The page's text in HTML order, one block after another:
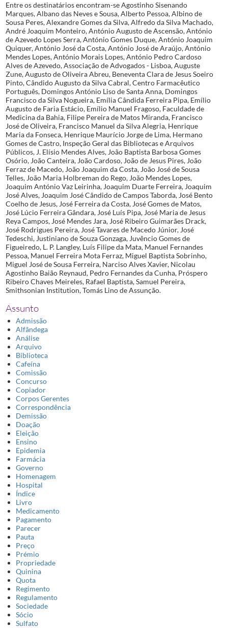
Entre os destinatários encontram-se Agostinho Sisenando
Marques, Albano das Neves e Sousa, Alberto Pessoa, Albino de
Sousa Peres, Alexandre Gomes da Silva, Alfredo da Silva Machado,
André Joaquim Monteiro, António Augusto de Ascensão, António
de Azevedo Lopes Serra, António Gomes Duque, António Joaquim
Quiquer, António José da Costa, António José de Araújo, António
Mendes Lopes, António Morais Lopes, António Pedro Cardoso
Alves de Azevedo, Associação de Advogados - Lisboa, Auguste
Zune, Augusto de Oliveira Abreu, Beneventa Clara de Jesus Soeiro
Pinto, Cândido Augusto da Silva Cabral, Centro Farmacêutico
Português, Domingos António Liso de Santa Anna, Domingos
Francisco da Silva Nogueira, Emília Cândida Ferreira Pipa, Emílio
Augusto de Faria Estácio, Emílio Manuel Fragoso, Faculdade de
Medicina da Bahia, Filipe Pereira de Matos Miranda, Francisco
José de Oliveira, Francisco Manuel da Silva Alegria, Henrique
Maria da Fonseca, Henrique Maurício Jorge de Lima, Hermano
Gomes de Castro, Inspeção Geral das Bibliotecas e Arquivos
Públicos, J. Elísio Mendes Alves, João Baptista Barbosa Gomes
Osório, João Canteira, João Cardoso, João de Jesus Pires, João
Ferraz de Macedo, João Joaquim da Costa, João José de Sousa
Telles, João Maria Holbreman do Rego, João Mendes Lopes,
Joaquim António Vaz Leirinha, Joaquim Duarte Ferreira, Joaquim
José Alves, Joaquim José Cândido de Campos Taborda, José Bento
Coelho de Jesus, José Ferreira da Costa, José Gomes de Matos,
José Lúcio Ferreira Gândara, José Luís Pipa, José Maria de Jesus
Reya Campos, José Mendes Jara, José Ribeiro Guimarães Drack,
José Rodrigues Pereira, José Tavares de Macedo Júnior, José
Tedeschi, Justiniano de Souza Gonzaga, Juvêncio Gomes de
Figueiredo, L. P. Langley, Luís Filipe da Mata, Manuel Fernandes
Pessoa, Manuel Ferreira Mota Ferraz, Miguel Baptista Sobrinho,
Miguel José de Sousa Ferreira, Narciso Alves Xavier, Nicolau
Agostinho Baião Reynaud, Pedro Fernandes da Cunha, Próspero
Ribeiro Chaves Meireles, Rafael Baptista, Samuel Pereira,
Smithsonian Institution, Tomás Lino de Assunção.
Assunto
Admissão
Alfândega
Análise
Arquivo
Biblioteca
Cafeína
Comissão
Concurso
Copiador
Corpos Gerentes
Correspondência
Demissão
Doação
Eleição
Ensino
Epidemia
Farmácia
Governo
Homenagem
Hospital
Índice
Livro
Medicamento
Pagamento
Parecer
Pauta
Preço
Prémio
Propriedade
Quinina
Quota
Regimento
Regulamento
Sociedade
Sócio
Sulfato